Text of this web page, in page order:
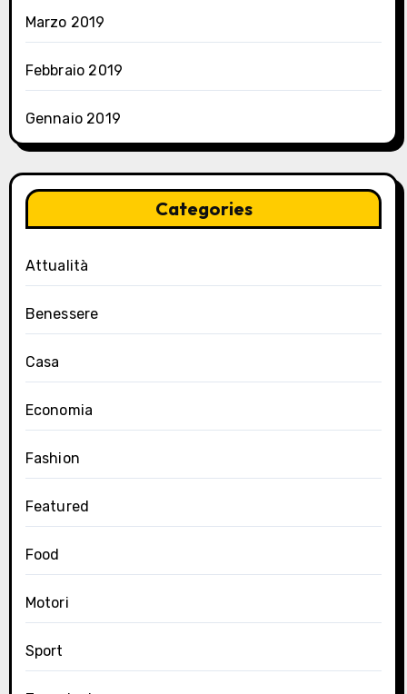
Marzo 2019
Febbraio 2019
Gennaio 2019
Categories
Attualità
Benessere
Casa
Economia
Fashion
Featured
Food
Motori
Sport